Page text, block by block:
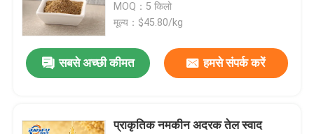
MOQ：5 किलो
मूल्य：$45.80/kg
सबसे अच्छी कीमत हमसे संपर्क करें
प्राकृतिक नमकीन अदरक तेल स्वाद